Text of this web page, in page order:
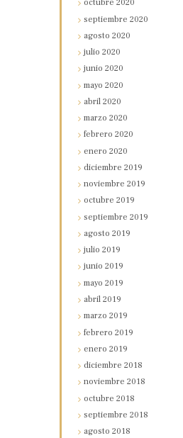
octubre2020
septiembre2020
agosto2020
julio2020
junio2020
mayo2020
abril2020
marzo2020
febrero2020
enero2020
diciembre2019
noviembre2019
octubre2019
septiembre2019
agosto2019
julio2019
junio2019
mayo2019
abril2019
marzo2019
febrero2019
enero2019
diciembre2018
noviembre2018
octubre2018
septiembre2018
agosto2018